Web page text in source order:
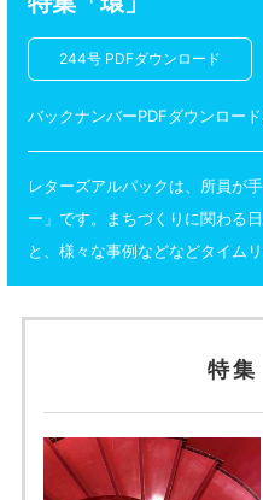
244号 PDFダウンロード
バックナンバーPDFダウンロー
レターズアルパックは、所員が
ー」です。まちづくりに関わる
と、様々な事例などなどタイム
特集